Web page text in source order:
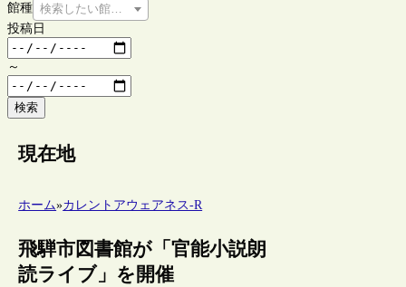
館種 検索したい館種を選択してください
投稿日
～
検索
現在地
ホーム»カレントアウェアネス-R
飛騨市図書館が「官能小説朗
読ライブ」を開催